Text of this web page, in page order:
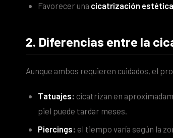
Favorecer una cicatrización estética
2. Diferencias entre la
Aunque ambos requieren cuidados, el
Tatuajes: cicatrizan en
piel puede tardar meses.
Piercings: el tiempo varía según la